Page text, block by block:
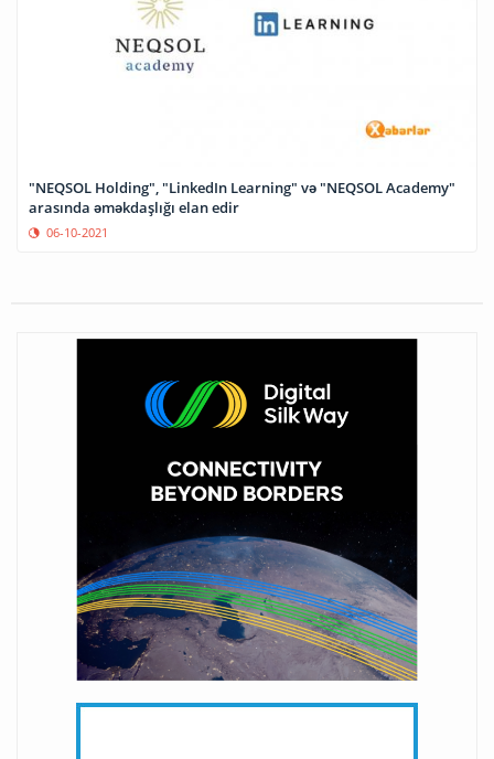
"NEQSOL Holding", "LinkedIn Learning" və "NEQSOL Academy"
arasında əməkdaşlığı elan edir
06-10-2021